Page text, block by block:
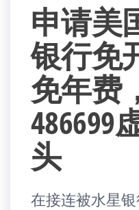
申请美
银行免
免年费
486699
头
在接连被水星银